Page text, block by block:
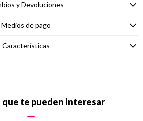
y Devoluciones
Medios de pago
Características
que te pueden interesar